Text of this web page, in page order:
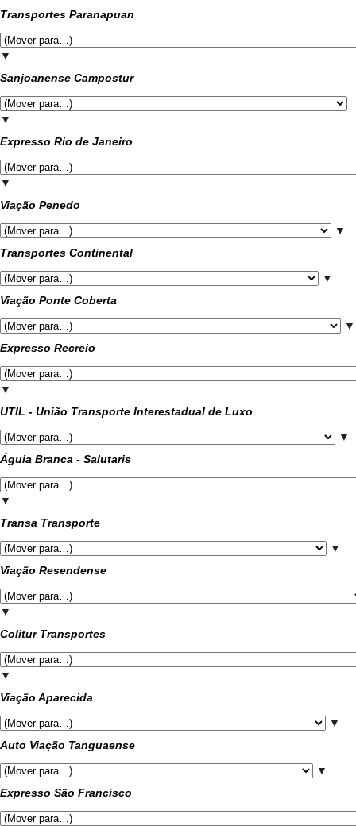
Transportes Paranapuan
▼
Sanjoanense Campostur
▼
Expresso Rio de Janeiro
▼
Viação Penedo
▼
Transportes Continental
▼
Viação Ponte Coberta
▼
Expresso Recreio
▼
UTIL - União Transporte Interestadual de Luxo
▼
Águia Branca - Salutaris
▼
Transa Transporte
▼
Viação Resendense
▼
Colitur Transportes
▼
Viação Aparecida
▼
Auto Viação Tanguaense
▼
Expresso São Francisco